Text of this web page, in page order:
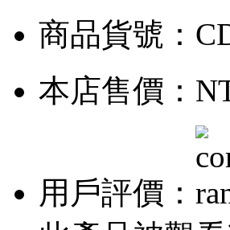
商品貨號：
本店售價：
用戶評價：